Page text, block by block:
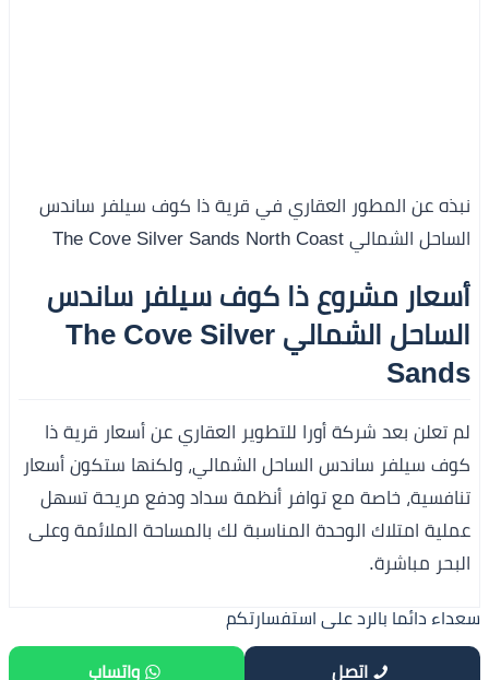
نبذه عن المطور العقاري في قرية ذا كوف سيلفر ساندس
الساحل الشمالي The Cove Silver Sands North Coast
أسعار مشروع ذا كوف سيلفر ساندس
الساحل الشمالي The Cove Silver
Sands
لم تعلن بعد شركة أورا للتطوير العقاري عن أسعار قرية ذا
كوف سيلفر ساندس الساحل الشمالي، ولكنها ستكون أسعار
تنافسية، خاصة مع توافر أنظمة سداد ودفع مريحة تسهل
عملية امتلاك الوحدة المناسبة لك بالمساحة الملائمة وعلى
البحر مباشرة.
سعداء دائما بالرد على استفسارتكم
اتصل واتساب